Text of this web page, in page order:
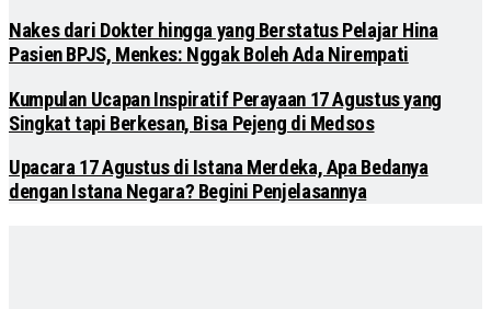
Nakes dari Dokter hingga yang Berstatus Pelajar Hina
Pasien BPJS, Menkes: Nggak Boleh Ada Nirempati
Kumpulan Ucapan Inspiratif Perayaan 17 Agustus yang
Singkat tapi Berkesan, Bisa Pejeng di Medsos
Upacara 17 Agustus di Istana Merdeka, Apa Bedanya
dengan Istana Negara? Begini Penjelasannya